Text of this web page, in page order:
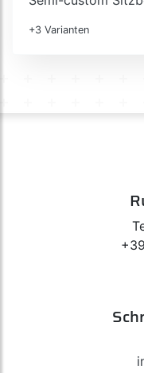
+3 Varianten